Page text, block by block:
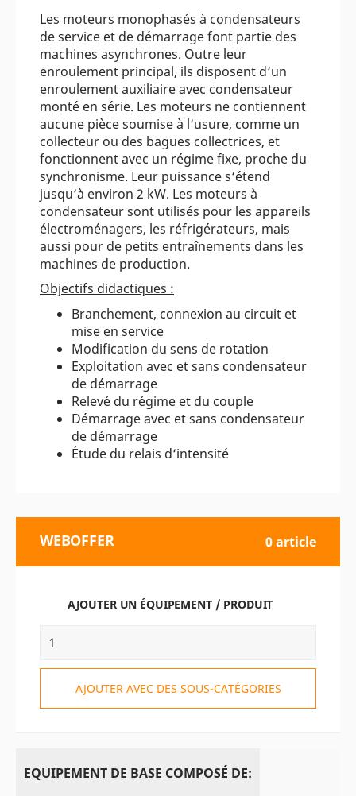
Les moteurs monophasés à condensateurs
de service et de démarrage font partie des
machines asynchrones. Outre leur
enroulement principal, ils disposent d‘un
enroulement auxiliaire avec condensateur
monté en série. Les moteurs ne contiennent
aucune pièce soumise à l‘usure, comme un
collecteur ou des bagues collectrices, et
fonctionnent avec un régime fixe, proche du
synchronisme. Leur puissance s‘étend
jusqu‘à environ 2 kW. Les moteurs à
condensateur sont utilisés pour les appareils
électroménagers, les réfrigérateurs, mais
aussi pour de petits entraînements dans les
machines de production.
Objectifs didactiques :
Branchement, connexion au circuit et
mise en service
Modification du sens de rotation
Exploitation avec et sans condensateur
de démarrage
Relevé du régime et du couple
Démarrage avec et sans condensateur
de démarrage
Étude du relais d‘intensité
WEBOFFER 0 article
AJOUTER UN ÉQUIPEMENT / PRODUIT
AJOUTER AVEC DES SOUS-CATÉGORIES
EQUIPEMENT DE BASE COMPOSÉ DE: